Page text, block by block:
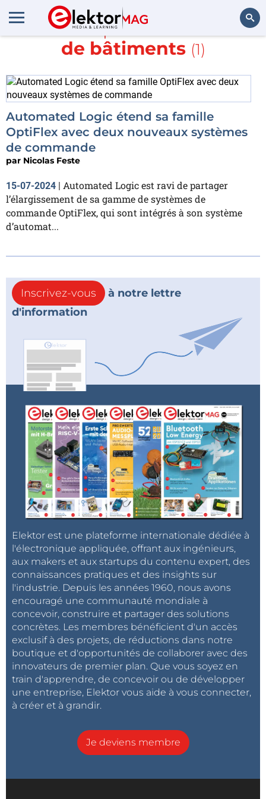
En savoir plus sur
Gestion
de bâtiments (1)
Automated Logic étend sa famille
OptiFlex avec deux nouveaux systèmes
de commande
par Nicolas Feste
15-07-2024 | Automated Logic est ravi de partager
l’élargissement de sa gamme de systèmes de
commande OptiFlex, qui sont intégrés à son système
d’automat...
Inscrivez-vous
à notre lettre
d'information
Elektor est une plateforme internationale dédiée à
l'électronique appliquée, offrant aux ingénieurs,
aux makers et aux startups du contenu expert, des
connaissances pratiques et des insights sur
l'industrie. Depuis les années 1960, nous avons
encouragé une communauté mondiale à
concevoir, construire et partager des solutions
concrètes. Les membres bénéficient d'un accès
exclusif à des projets, de réductions dans notre
boutique et d'opportunités de collaborer avec des
innovateurs de premier plan. Que vous soyez en
train d'apprendre, de concevoir ou de développer
une entreprise, Elektor vous aide à vous connecter,
à créer et à grandir.
Je deviens membre